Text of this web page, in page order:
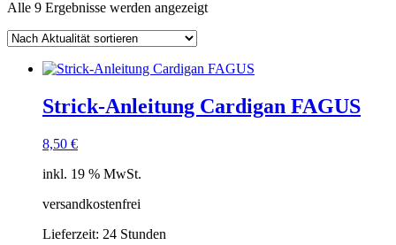
Alle 9 Ergebnisse werden angezeigtNach
Strick-Anleitung Cardigan FAGUS
8,50 €
inkl. 19 % MwSt.
versandkostenfrei
Lieferzeit: 24 Stunden